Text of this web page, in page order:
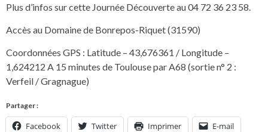
Plus d’infos sur cette Journée Découverte au 04 72 36 23 58.
Accès au Domaine de Bonrepos-Riquet (31590)
Coordonnées GPS : Latitude – 43,676361 / Longitude –
1,624212 A 15 minutes de Toulouse par A68 (sortie n° 2 :
Verfeil / Gragnague)
Partager :
Facebook Twitter Imprimer E-mail